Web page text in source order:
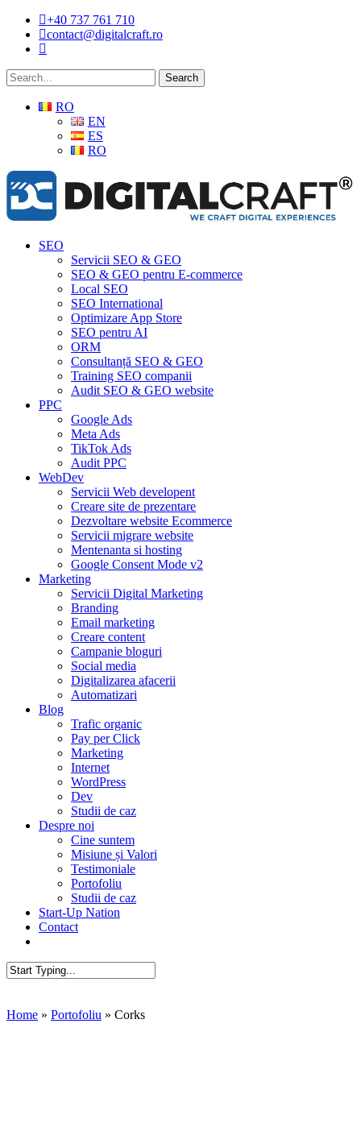
Skip
main
+40 737 761 710
contact@digitalcraft.ro
Search
RO
EN
ES
RO
Menu
SEO
Servicii SEO & GEO
SEO & GEO pentru E-commerce
Local SEO
SEO International
Optimizare App Store
SEO pentru AI
ORM
Consultanță SEO & GEO
Training SEO companii
Audit SEO & GEO website
PPC
Google Ads
Meta Ads
TikTok Ads
Audit PPC
WebDev
Servicii Web developent
Creare site de prezentare
Dezvoltare website Ecommerce
Servicii migrare website
Mentenanta si hosting
Google Consent Mode v2
Marketing
Servicii Digital Marketing
Branding
Email marketing
Creare content
Campanie bloguri
Social media
Digitalizarea afacerii
Automatizari
Blog
Trafic organic
Pay per Click
Marketing
Internet
WordPress
Dev
Studii de caz
Despre noi
Cine suntem
Misiune și Valori
Testimoniale
Portofoliu
Studii de caz
Start-Up Nation
Contact
Home » Portofoliu » Corks